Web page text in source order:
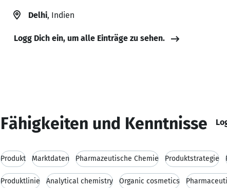
Delhi, Indien
Logg Dich ein, um alle Einträge zu sehen.
Fähigkeiten und Kenntnisse
Produkt Marktdaten Pharmazeutische Chemie Produktstrategie
Produktlinie Analytical chemistry Organic cosmetics